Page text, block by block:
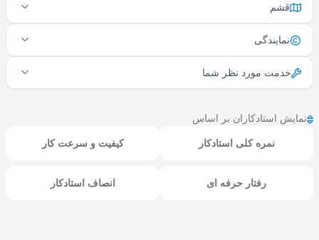
قشم
نمایندگی
خدمت مورد نظر شما
نمایش استادکاران بر اساس
نمره کلی استادکار کیفیت و سرعت کار
رفتار حرفه ای انصاف استادکار